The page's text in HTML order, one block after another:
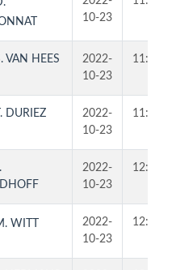
10-23
VAN HEES
2022-
10-23
11:00
DURIEZ
2022-
10-23
11:00
2022-
10-23
12:30
WITT
2022-
10-23
12:30